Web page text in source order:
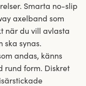
Smarta no-slip
axelband som
när du vill avlasta
synas.
andas, känns
rund form. Diskret